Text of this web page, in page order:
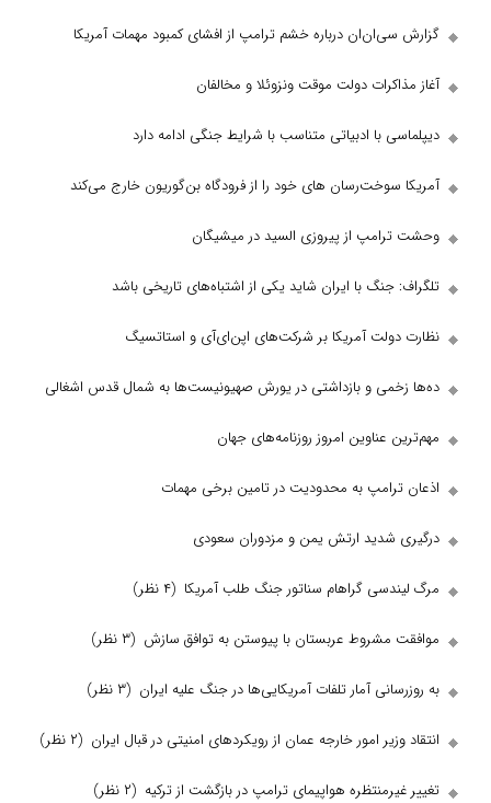
درباره خشم ترامپ از افشای کمبود مهمات آمریکا
دولت موقت ونزوئلا و مخالفان
با ادبیاتی متناسب با شرایط جنگی ادامه دارد
های خود را از فرودگاه بن‌گوریون خارج می‌کند
از پیروزی السید در میشیگان
با ایران شاید یکی از اشتباه‌های تاریخی باشد
آمریکا بر شرکت‌های اپن‌ای‌آی و استاتسیگ
و بازداشتی در یورش صهیونیست‌ها به شمال قدس اشغالی
امروز روزنامه‌های جهان
به محدودیت در تامین برخی مهمات
ارتش یمن و مزدوران سعودی
گراهام سناتور جنگ طلب آمریکا(۴ نظر)
عربستان با پیوستن به توافق سازش(۳ نظر)
آمار تلفات آمریکایی‌ها در جنگ علیه ایران(۳ نظر)
امور خارجه عمان از رویکرد‌های امنیتی در قبال ایران(۲ نظر)
هواپیمای ترامپ در بازگشت از ترکیه(۲ نظر)